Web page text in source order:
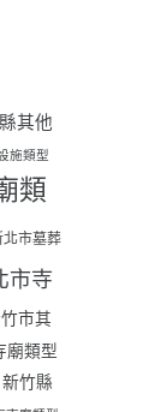
其他
施類型
類
北市墓葬
市寺
市其
廟類型
新竹縣